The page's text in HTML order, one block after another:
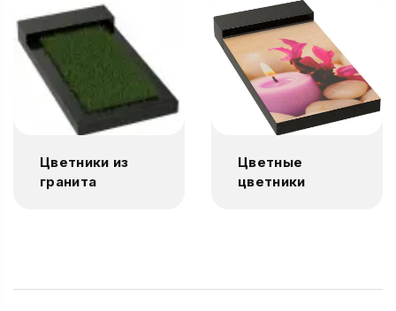
Цветники из
гранита
Цветные
цветники